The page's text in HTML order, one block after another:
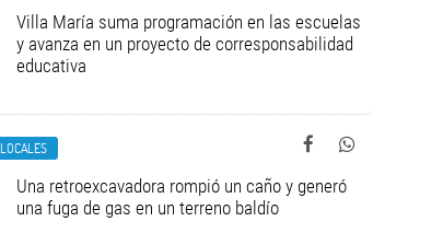
Villa María suma programación en las escuelas
y avanza en un proyecto de corresponsabilidad
educativa
LOCALES
Una retroexcavadora rompió un caño y generó
una fuga de gas en un terreno baldío